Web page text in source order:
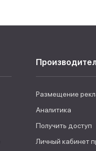
Размещение
Аналитика
Получить доступ
Личный кабинет